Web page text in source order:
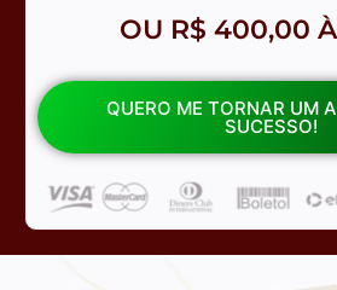
OU R$ 400,00
QUERO ME TORNAR UM
SUCESSO!